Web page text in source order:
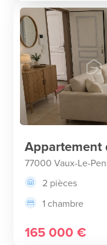
Appartement
77000 Vaux-Le-
2 pièces
1 chambre
165 000 €